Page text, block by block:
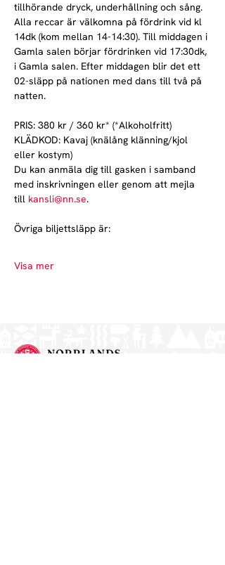
tillhörande dryck, underhållning och sång.
Alla reccar är välkomna på fördrink vid kl
14dk (kom mellan 14-14:30). Till middagen i
Gamla salen börjar fördrinken vid 17:30dk,
i Gamla salen. Efter middagen blir det ett
02-släpp på nationen med dans till två på
natten.
PRIS: 380 kr / 360 kr* (*Alkoholfritt)
KLÄDKOD: Kavaj (knälång klänning/kjol
eller kostym)
Du kan anmäla dig till gasken i samband
med inskrivningen eller genom att mejla
till kansli@nn.se.
Övriga biljettsläpp är:
Visa mer